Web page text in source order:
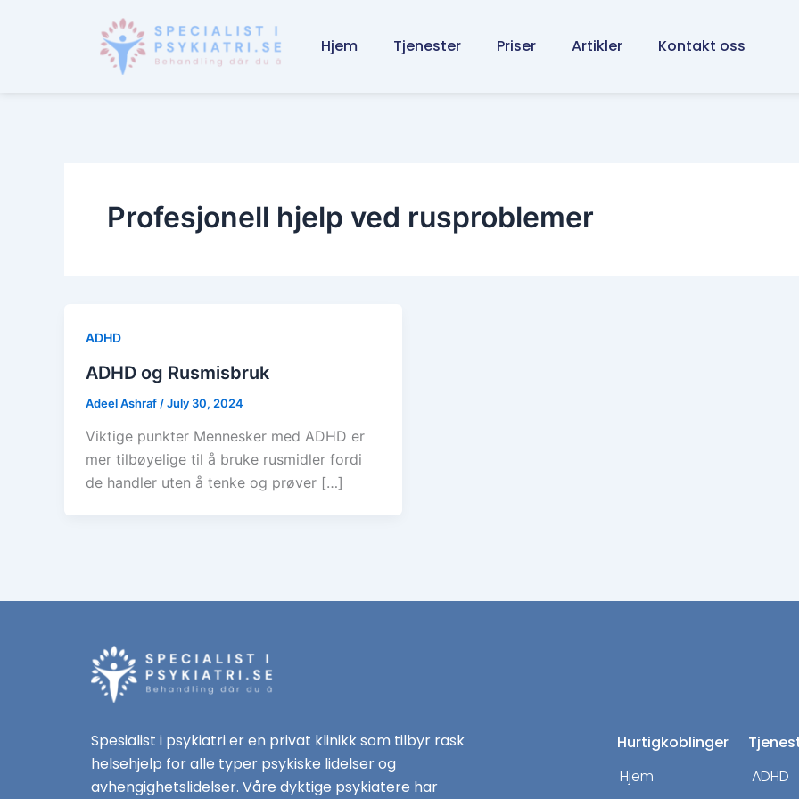
Hjem Tjenester Priser Artikler Kontakt oss
Profesjonell hjelp ved rusproblemer
ADHD
ADHD og Rusmisbruk
Adeel Ashraf /July 30, 2024
Viktige punkter Mennesker med ADHD er
mer tilbøyelige til å bruke rusmidler fordi
de handler uten å tenke og prøver […]
Spesialist i psykiatri er en privat klinikk som tilbyr rask
helsehjelp for alle typer psykiske lidelser og
avhengighetslidelser. Våre dyktige psykiatere har
Hurtigkoblinger
Hjem
ADHD